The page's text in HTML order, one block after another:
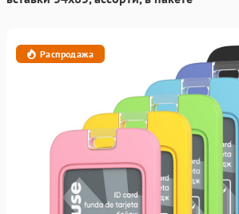
Распродажа